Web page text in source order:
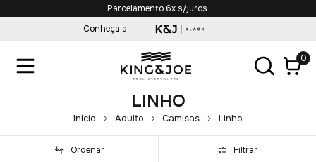
Parcelamento 6x s/juros.
Conheça a
0
LINHO
Início Adulto Camisas Linho
Ordenar Filtrar